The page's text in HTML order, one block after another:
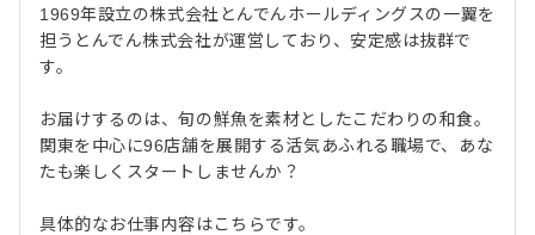
1969年設立の株式会社とんでんホールディングスの一翼を
担うとんでん株式会社が運営しており、安定感は抜群で
す。
お届けするのは、旬の鮮魚を素材としたこだわりの和食。
関東を中心に96店舗を展開する活気あふれる職場で、あな
たも楽しくスタートしませんか？
具体的なお仕事内容はこちらです。